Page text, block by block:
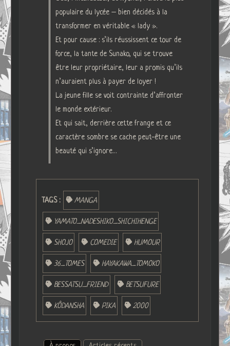
populaire du lycée – bien décidés à la
transformer en véritable « lady ».
Et pour cause : s’ils réussissent ce tour de
force, la tante de Sunako, qui se trouve
être leur propriétaire, leur a promis qu’ils
n’auraient plus à payer de loyer !
La jeune fille se voit contrainte d’affronter
le monde extérieur.
Et qui sait, derrière cette frange et ce
caractère sombre se cache peut-être une
beauté qui s’ignore…
TAGS : MANGA
YAMATO_NADESHIKO_SHICHIHENGE
SHOJO COMEDIE HUMOUR
36_TOMES HAYAKAWA_TOMOKO
BESSATSU_FRIEND BETSUFURE
KÔDANSHA PIKA 2000